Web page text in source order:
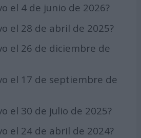
el 4 de junio de 2026?
el 28 de abril de 2025?
el 26 de diciembre de
el 17 de septiembre de
el 30 de julio de 2025?
el 24 de abril de 2024?